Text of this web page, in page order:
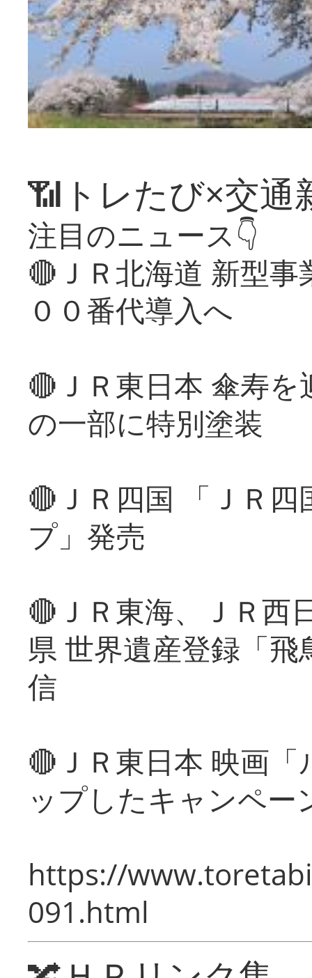
📶トレたび×交通
注目のニュース👇
🔴ＪＲ北海道 新型
００番代導入へ
🔴ＪＲ東日本 傘寿
の一部に特別塗装
🔴ＪＲ四国 「ＪＲ
プ」発売
🔴ＪＲ東海、ＪＲ西
県 世界遺産登録「
信
🔴ＪＲ東日本 映画
ップしたキャンペー
https://
091.html